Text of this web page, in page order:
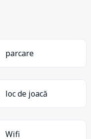
parcare
loc de joacă
Wifi